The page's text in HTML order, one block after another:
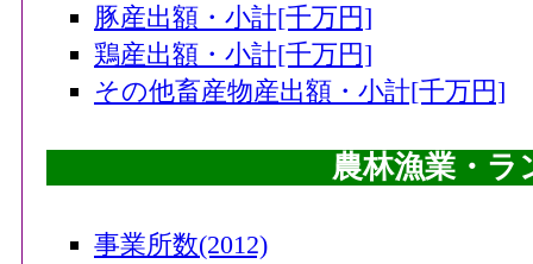
豚産出額・小計[千万円]
鶏産出額・小計[千万円]
その他畜産物産出額・小計[千万円]
農林漁業・ラ
事業所数(2012)